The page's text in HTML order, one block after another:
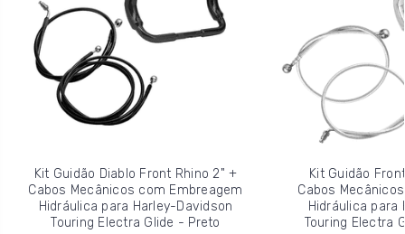
Kit Guidão Diablo Front Rhino 2" +
Cabos Mecânicos com Embreagem
Hidráulica para Harley-Davidson
Touring Electra Glide - Preto
Kit Guidão
Cabos
Hidráulica para
Touring Electra